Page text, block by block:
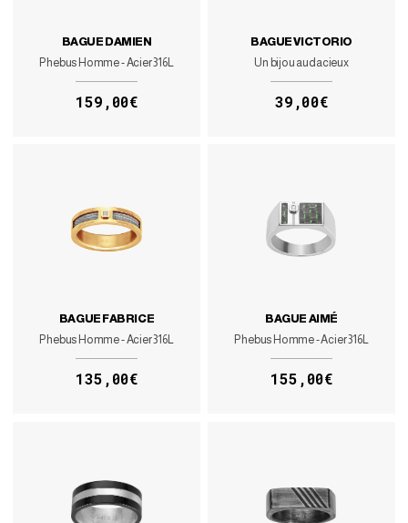
BAGUE DAMIEN
Phebus Homme - Acier 316L
159,00€
BAGUE VICTORIO
Un bijou audacieux
39,00€
BAGUE FABRICE
Phebus Homme - Acier 316L
135,00€
BAGUE AIMÉ
Phebus Homme - Acier 316L
155,00€